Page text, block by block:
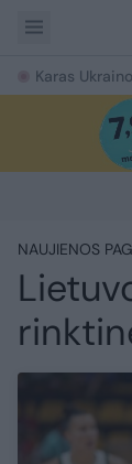
Karas
NAUJIENOS